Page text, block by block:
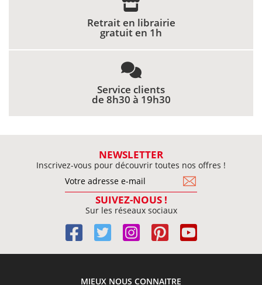
Retrait en librairie
gratuit en 1h
Service clients
de 8h30 à 19h30
NEWSLETTER
Inscrivez-vous pour découvrir toutes nos offres !
SUIVEZ-NOUS !
Sur les réseaux sociaux
MIEUX NOUS CONNAITRE